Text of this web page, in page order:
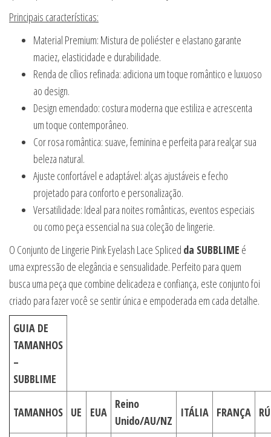
Principais características:
Material Premium: Mistura de poliéster e elastano garante
maciez, elasticidade e durabilidade.
Renda de cílios refinada: adiciona um toque romântico e luxuoso
ao design.
Design emendado: costura moderna que estiliza e acrescenta
um toque contemporâneo.
Cor rosa romântica: suave, feminina e perfeita para realçar sua
beleza natural.
Ajuste confortável e adaptável: alças ajustáveis e fecho
projetado para conforto e personalização.
Versatilidade: Ideal para noites românticas, eventos especiais
ou como peça essencial na sua coleção de lingerie.
O Conjunto de Lingerie Pink Eyelash Lace Spliced da SUBBLIME é
uma expressão de elegância e sensualidade. Perfeito para quem
busca uma peça que combine delicadeza e confiança, este conjunto foi
criado para fazer você se sentir única e empoderada em cada detalhe.
GUIA DE
TAMANHOS
–
SUBBLIME
TAMANHOS UE EUA
Reino
Unido/AU/NZ
ITÁLIA FRANÇA